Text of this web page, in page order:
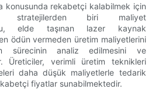
konusunda rekabetçi kalabilmek için
stratejilerden biri maliyet
elde taşınan lazer kaynak
ödün vermeden üretim maliyetlerini
sürecinin analiz edilmesini ve
Üreticiler, verimli üretim teknikleri
daha düşük maliyetlerle tedarik
fiyatlar sunabilmektedir.